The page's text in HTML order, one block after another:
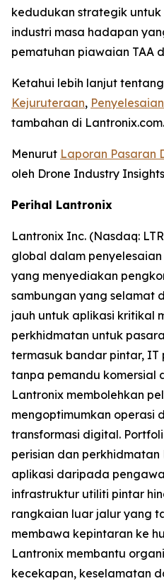
kedudukan strategik
industri masa hadapan
pematuhan piawaian TAA
Ketahui lebih lanjut tentang
Kejuruteraan,
tambahan di Lantronix.com.
Menurut Laporan Pasaran
oleh Drone Industry Insights
Perihal Lantronix
Lantronix Inc. (Nasdaq:
global dalam
yang menyediakan
sambungan yang selamat
jauh untuk aplikasi kritikal
perkhidmatan untuk
termasuk bandar pintar, IT
tanpa pemandu komersial
Lantronix membolehkan
mengoptimumkan operasi
transformasi digital.
perisian dan perkhidmatan
aplikasi daripada
infrastruktur utiliti pintar
rangkaian luar jalur yang
membawa kepintaran ke
Lantronix membantu
kecekapan, keselamatan